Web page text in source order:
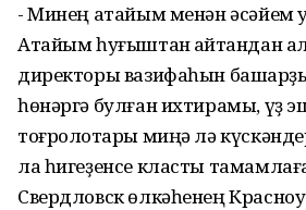
- Минең атайым менән әсәйем
Атайым һуғыштан ҡайтҡандан
директоры вазифаһын
һөнәргә булған ихтирамы, үҙ
тоғролоҡтары миңә лә
ла һигеҙенсе класты
Свердловск өлкәһенең